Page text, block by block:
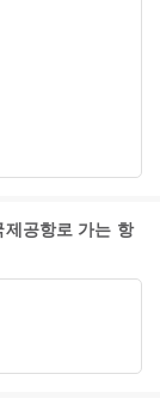
공항로 가는 항